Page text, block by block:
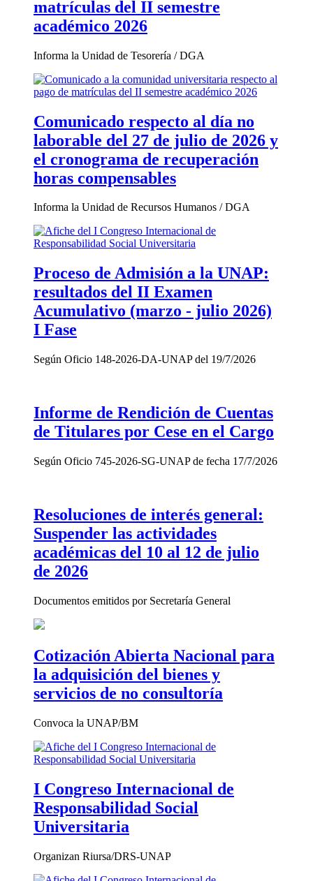
matrículas del II semestre
académico 2026
Informa la Unidad de Tesorería / DGA
Comunicado respecto al día no
laborable del 27 de julio de 2026 y
el cronograma de recuperación
horas compensables
Informa la Unidad de Recursos Humanos / DGA
Proceso de Admisión a la UNAP:
resultados del II Examen
Acumulativo (marzo - julio 2026)
I Fase
Según Oficio 148-2026-DA-UNAP del 19/7/2026
Informe de Rendición de Cuentas
de Titulares por Cese en el Cargo
Según Oficio 745-2026-SG-UNAP de fecha 17/7/2026
Resoluciones de interés general:
Suspender las actividades
académicas del 10 al 12 de julio
de 2026
Documentos emitidos por Secretaría General
Cotización Abierta Nacional para
la adquisición del bienes y
servicios de no consultoría
Convoca la UNAP/BM
I Congreso Internacional de
Responsabilidad Social
Universitaria
Organizan Riursa/DRS-UNAP